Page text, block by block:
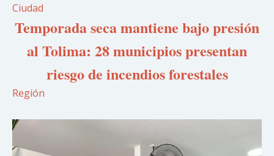
Ciudad
Temporada seca mantiene bajo presión
al Tolima: 28 municipios presentan
riesgo de incendios forestales
Región